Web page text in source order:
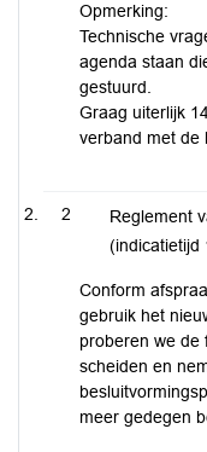
Opmerking:
Technische
agenda staan
gestuurd.
Graag uiterlijk
verband met de
2
Reglement
(indicatietijd
Conform
gebruik het
proberen we de
scheiden en
meer gedegen